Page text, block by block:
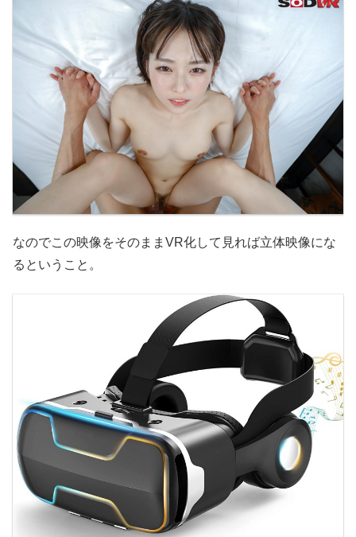
なのでこの映像をそのままVR化して見れば立体映像にな
るということ。